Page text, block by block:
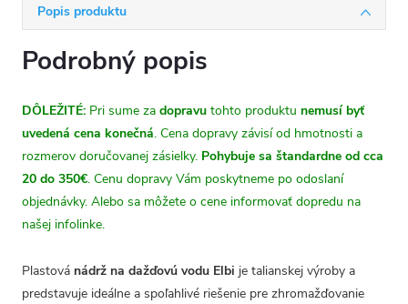
Popis produktu
Podrobný popis
DÔLEŽITÉ: Pri sume za dopravu tohto produktu nemusí byť
uvedená cena konečná. Cena dopravy závisí od hmotnosti a
rozmerov doručovanej zásielky. Pohybuje sa štandardne od cca
20 do 350€. Cenu dopravy Vám poskytneme po odoslaní
objednávky. Alebo sa môžete o cene informovať dopredu na
našej infolinke.
Plastová nádrž na dažďovú vodu Elbi je talianskej výroby a
predstavuje ideálne a spoľahlivé riešenie pre zhromažďovanie